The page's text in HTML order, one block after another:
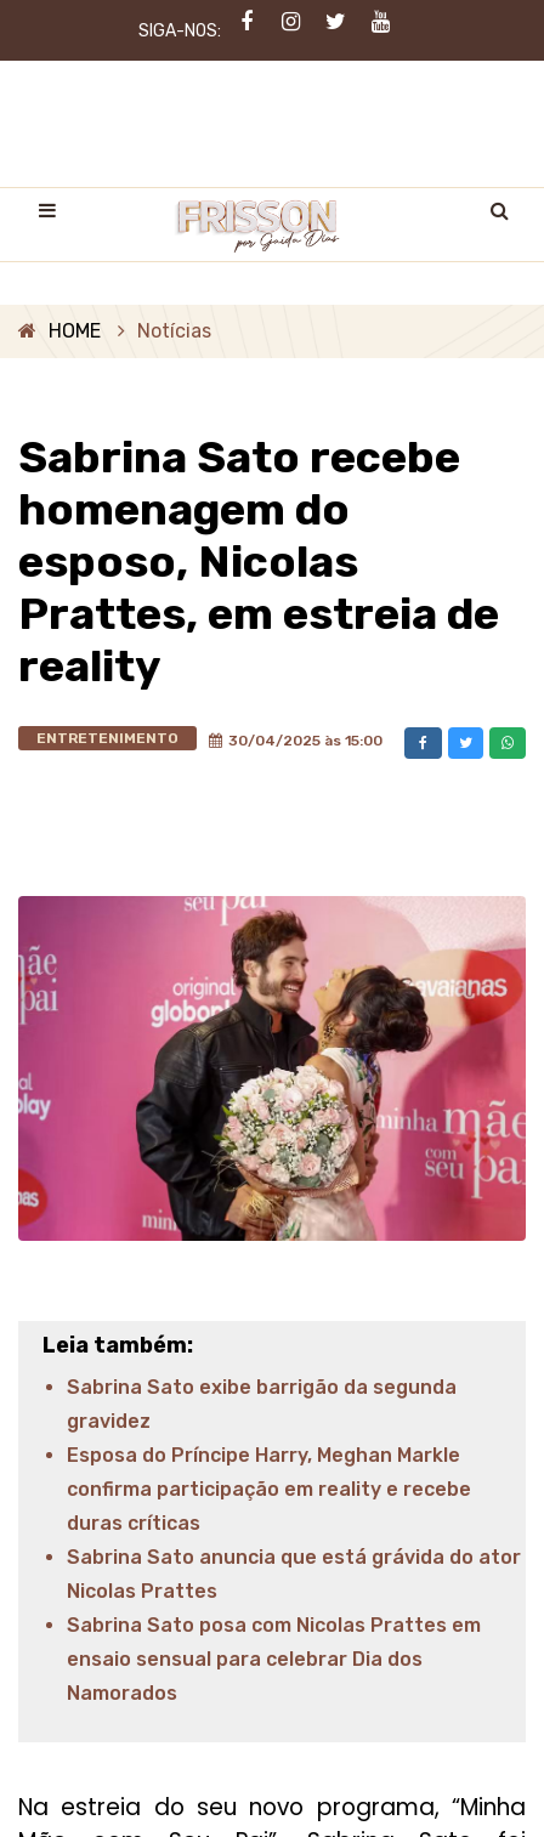
SIGA-NOS:
HOME Notícias
Sabrina Sato recebe
homenagem do
esposo, Nicolas
Prattes, em estreia de
reality
ENTRETENIMENTO 30/04/2025 às 15:00
Leia também:
Sabrina Sato exibe barrigão da segunda
gravidez
Esposa do Príncipe Harry, Meghan Markle
confirma participação em reality e recebe
duras críticas
Sabrina Sato anuncia que está grávida do ator
Nicolas Prattes
Sabrina Sato posa com Nicolas Prattes em
ensaio sensual para celebrar Dia dos
Namorados
Na estreia do seu novo programa, “Minha